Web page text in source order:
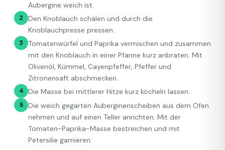
Aubergine weich ist.
2
Den Knoblauch schälen und durch die
Knoblauchpresse pressen.
3
Tomatenwürfel und Paprika vermischen und zusammen
mit den Knoblauch in einer Pfanne kurz anbraten. Mit
Olivenöl, Kümmel, Cayenpfeffer, Pfeffer und
Zitronensaft abschmecken.
4 Die Masse bei mittlerer Hitze kurz köcheln lassen.
5
Die weich gegarten Auberginenscheiben aus dem Ofen
nehmen und auf einen Teller anrichten. Mit der
Tomaten-Paprika-Masse bestreichen und mit
Petersilie garnieren.